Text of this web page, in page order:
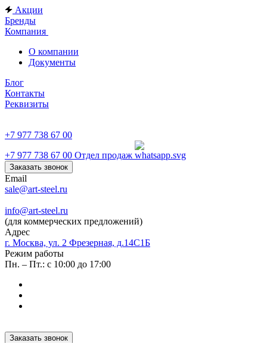
Акции
Бренды
Компания
О компании
Документы
Блог
Контакты
Реквизиты
+7 977 738 67 00
+7 977 738 67 00 Отдел продаж
Заказать звонок
Email
sale@art-steel.ru
info@art-steel.ru
(для коммерческих предложений)
Адрес
г. Москва, ул. 2 Фрезерная, д.14С1Б
Режим работы
Пн. – Пт.: с 10:00 до 17:00
Заказать звонок